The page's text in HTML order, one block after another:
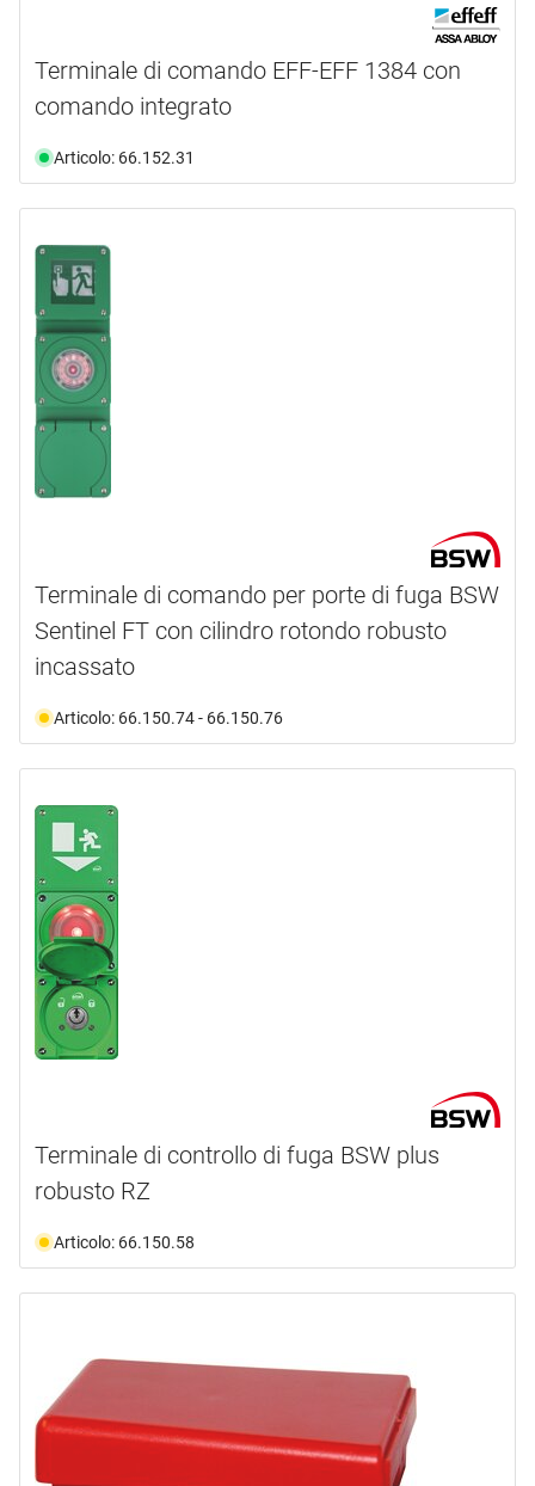
Terminale di comando EFF-EFF 1384 con
comando integrato
Articolo: 66.152.31
Terminale di comando per porte di fuga BSW
Sentinel FT con cilindro rotondo robusto
incassato
Articolo: 66.150.74 - 66.150.76
Terminale di controllo di fuga BSW plus
robusto RZ
Articolo: 66.150.58